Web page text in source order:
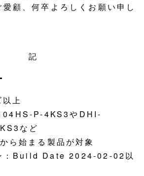
顧、何卒よろしくお願い申し
記
上
P-4KS3やDHI-
など
始まる製品が対象
：Build Date 2024-02-02以